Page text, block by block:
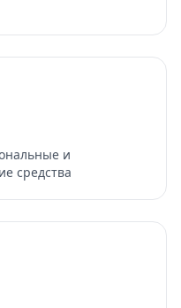
и
средства